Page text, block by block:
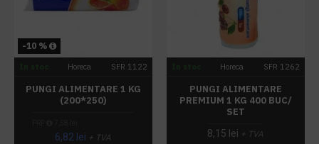
-10 %
Horeca SFR 1122
PUNGI ALIMENTARE 1 KG
(200*250)
6,82 lei + TVA
Horeca SFR 1262
PUNGI ALIMENTARE
PREMIUM 1 KG 400 BUC/
SET
8,15 lei + TVA